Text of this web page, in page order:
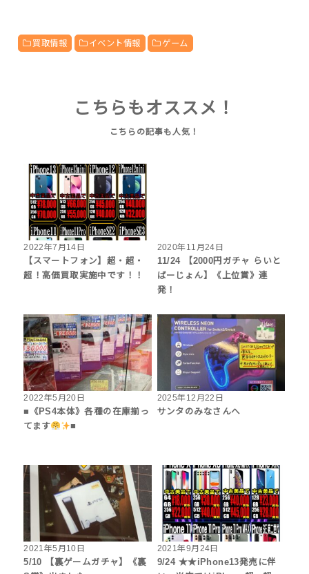
買取情報 イベント情報 ゲーム
こちらもオススメ！
2022年7月14日
【スマートフォン】超・超・
超！高価買取実施中です！！
2020年11月24日
11/24 【2000円ガチャ らいと
ばーじょん】《上位賞》連
発！
2022年5月20日
■《PS4本体》各種の在庫揃っ
てます
■
2025年12月22日
サンタのみなさんへ
2021年5月10日
5/10 【裏ゲームガチャ】《裏
2021年9月24日
9/24 ★★iPhone13発売に伴